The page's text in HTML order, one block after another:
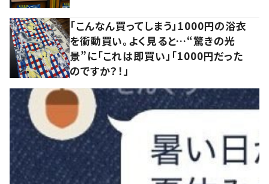
「こんなん買ってしまう」1000円の浴衣
を衝動買い。よく見ると…“驚きの光
景”に「これは即買い」「1000円だった
のですか？！」